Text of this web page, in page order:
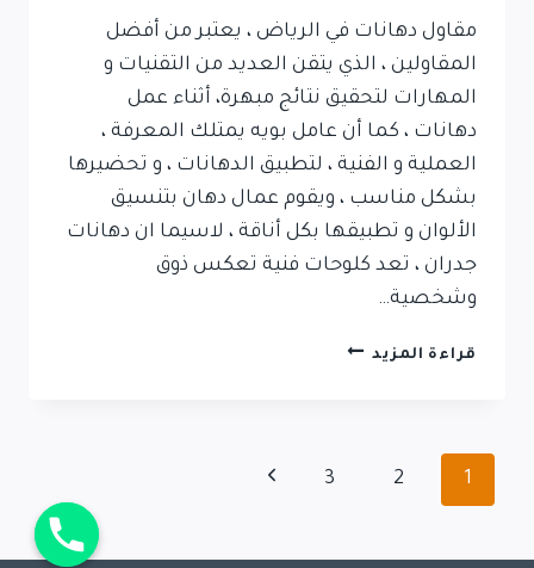
مقاول دهانات في الرياض ، يعتبر من أفضل
المقاولين ، الذي يتقن العديد من التقنيات و
المهارات لتحقيق نتائج مبهرة، أثناء عمل
دهانات ، كما أن عامل بويه يمتلك المعرفة ،
العملية و الفنية ، لتطبيق الدهانات ، و تحضيرها
بشكل مناسب ، ويقوم عمال دهان بتنسيق
الألوان و تطبيقها بكل أناقة ، لاسيما ان دهانات
جدران ، تعد كلوحات فنية تعكس ذوق
وشخصية…
قراءة المزيد
1
2
3